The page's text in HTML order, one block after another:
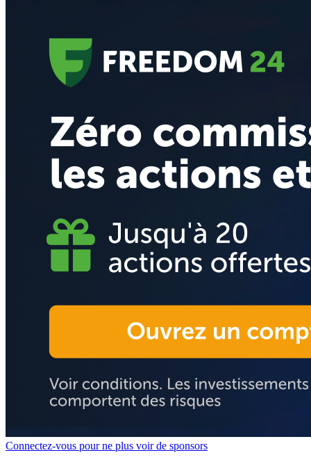
Connectez-vous pour ne plus voir de sponsors